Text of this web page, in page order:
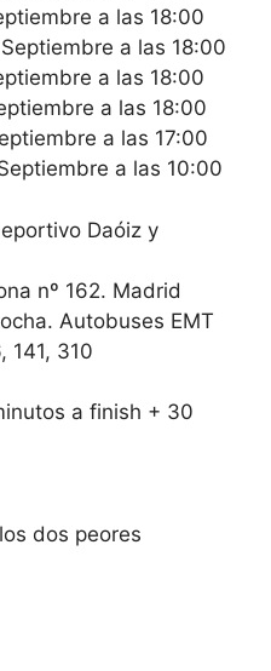
a las 18:00
a las 18:00
a las 18:00
a las 18:00
a las 17:00
a las 10:00
Daóiz y
nº 162. Madrid
Autobuses EMT
141, 310
a finish + 30
dos peores